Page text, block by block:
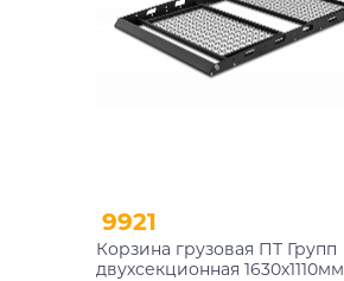
9921
Корзина грузовая ПТ Групп
двухсекционная 1630х1110мм